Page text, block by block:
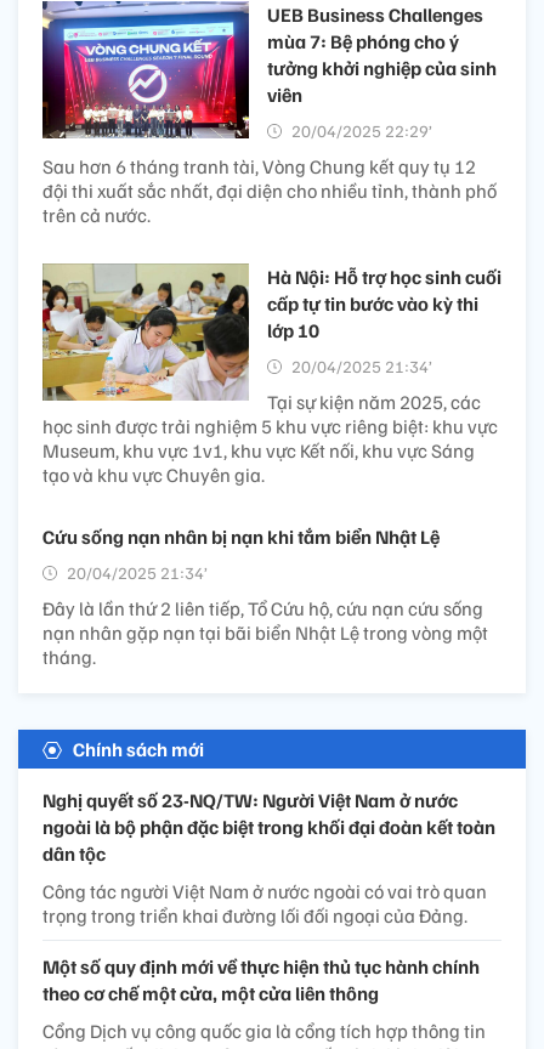
UEB Business Challenges
mùa 7: Bệ phóng cho ý
tưởng khởi nghiệp của sinh
viên
20/04/2025 22:29’
Sau hơn 6 tháng tranh tài, Vòng Chung kết quy tụ 12
đội thi xuất sắc nhất, đại diện cho nhiều tỉnh, thành phố
trên cả nước.
Hà Nội: Hỗ trợ học sinh cuối
cấp tự tin bước vào kỳ thi
lớp 10
20/04/2025 21:34’
Tại sự kiện năm 2025, các
học sinh được trải nghiệm 5 khu vực riêng biệt: khu vực
Museum, khu vực 1v1, khu vực Kết nối, khu vực Sáng
tạo và khu vực Chuyên gia.
Cứu sống nạn nhân bị nạn khi tắm biển Nhật Lệ
20/04/2025 21:34’
Đây là lần thứ 2 liên tiếp, Tổ Cứu hộ, cứu nạn cứu sống
nạn nhân gặp nạn tại bãi biển Nhật Lệ trong vòng một
tháng.
Chính sách mới
Nghị quyết số 23-NQ/TW: Người Việt Nam ở nước
ngoài là bộ phận đặc biệt trong khối đại đoàn kết toàn
dân tộc
Công tác người Việt Nam ở nước ngoài có vai trò quan
trọng trong triển khai đường lối đối ngoại của Đảng.
Một số quy định mới về thực hiện thủ tục hành chính
theo cơ chế một cửa, một cửa liên thông
Cổng Dịch vụ công quốc gia là cổng tích hợp thông tin